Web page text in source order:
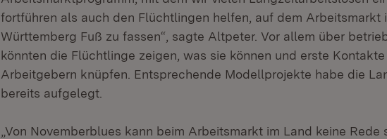
fortführen als auch den Flüchtlingen helfen, auf dem Arbeitsmarkt
Württemberg Fuß zu fassen“, sagte Altpeter. Vor allem über
könnten die Flüchtlinge zeigen, was sie können und erste
Arbeitgebern knüpfen. Entsprechende Modellprojekte habe die
bereits aufgelegt.
„Von Novemberblues kann beim Arbeitsmarkt im Land keine Rede